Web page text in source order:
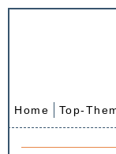
Home Top-